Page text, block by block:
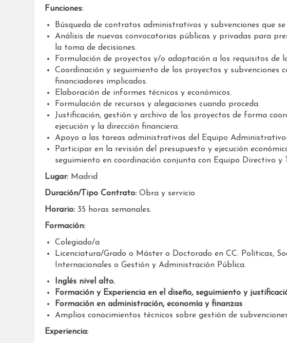
Funciones:
Búsqueda de contratos administrativos y subvenciones que
Análisis de nuevas convocatorias públicas y privadas para
la toma de decisiones.
Formulación de proyectos y/o adaptación a los requisitos de
Coordinación y seguimiento de los proyectos y subvenciones
financiadores implicados.
Elaboración de informes técnicos y económicos.
Formulación de recursos y alegaciones cuando proceda.
Justificación, gestión y archivo de los proyectos de forma
ejecución y la dirección financiera.
Apoyo a las tareas administrativas del Equipo
Participar en la revisión del presupuesto y ejecución
seguimiento en coordinación conjunta con Equipo Directivo y
Lugar: Madrid
Duración/Tipo Contrato: Obra y servicio
Horario: 35 horas semanales.
Formación:
Colegiado/a
Licenciatura/Grado o Máster o Doctorado en CC. Políticas,
Internacionales o Gestión y Administración Pública.
Inglés nivel alto.
Formación y Experiencia en el diseño, seguimiento y
Formación en administración, economía y finanzas
Amplios conocimientos técnicos sobre gestión de
Experiencia: